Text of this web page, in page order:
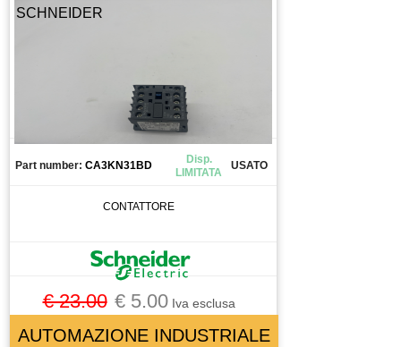
FERRITE TORROIDALE
GRUPPO TRATTAMENTO ARIA
INGRANAGGIO
LASER SCANNER
LENTE
LETTORE BARCODE
SCHNEIDER
Part number: CA3KN31BD
Disp.
LIMITATA
USATO
CONTATTORE
€ 23.00 € 5.00Iva esclusa
AUTOMAZIONE INDUSTRIALE